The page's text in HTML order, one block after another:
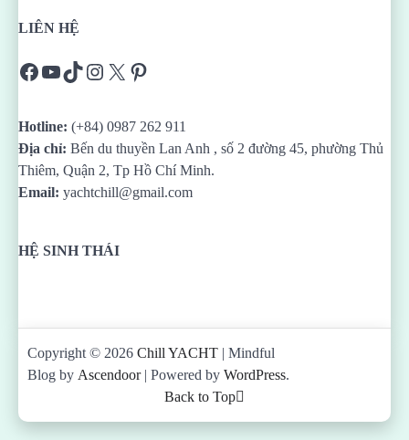
LIÊN HỆ
Facebook
YouTube
TikTok
Instagram
X Pinterest
Hotline: (+84) 0987 262 911
Địa chỉ: Bến du thuyền Lan Anh , số 2 đường 45, phường Thủ
Thiêm, Quận 2, Tp Hồ Chí Minh.
Email: yachtchill@gmail.com
HỆ SINH THÁI
Copyright © 2026 Chill YACHT | Mindful
Blog by Ascendoor| Powered by WordPress.
Back to Top